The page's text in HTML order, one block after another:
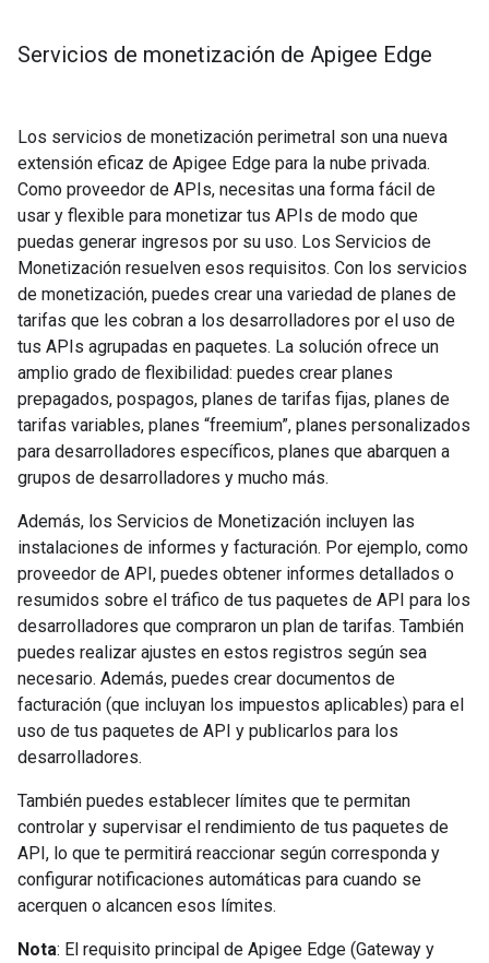
Servicios de monetización de Apigee Edge
Los servicios de monetización perimetral son una nueva
extensión eficaz de Apigee Edge para la nube privada.
Como proveedor de APIs, necesitas una forma fácil de
usar y flexible para monetizar tus APIs de modo que
puedas generar ingresos por su uso. Los Servicios de
Monetización resuelven esos requisitos. Con los servicios
de monetización, puedes crear una variedad de planes de
tarifas que les cobran a los desarrolladores por el uso de
tus APIs agrupadas en paquetes. La solución ofrece un
amplio grado de flexibilidad: puedes crear planes
prepagados, pospagos, planes de tarifas fijas, planes de
tarifas variables, planes “freemium”, planes personalizados
para desarrolladores específicos, planes que abarquen a
grupos de desarrolladores y mucho más.
Además, los Servicios de Monetización incluyen las
instalaciones de informes y facturación. Por ejemplo, como
proveedor de API, puedes obtener informes detallados o
resumidos sobre el tráfico de tus paquetes de API para los
desarrolladores que compraron un plan de tarifas. También
puedes realizar ajustes en estos registros según sea
necesario. Además, puedes crear documentos de
facturación (que incluyan los impuestos aplicables) para el
uso de tus paquetes de API y publicarlos para los
desarrolladores.
También puedes establecer límites que te permitan
controlar y supervisar el rendimiento de tus paquetes de
API, lo que te permitirá reaccionar según corresponda y
configurar notificaciones automáticas para cuando se
acerquen o alcancen esos límites.
Nota: El requisito principal de Apigee Edge (Gateway y